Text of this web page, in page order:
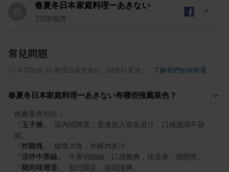
春夏冬日本家庭料理ーあきない
3338個讚
常見問題
本問答由 AI 整理自真實食記（附資料來源） 了解我們如何精選
春夏冬日本家庭料理ーあきない有哪些推薦菜色？
玉子燒
: 店內招牌菜，蛋液加入柴魚湯汁，口感濕潤不甜
炸雞塊
涼拌牛蒡絲
豬肉味增湯